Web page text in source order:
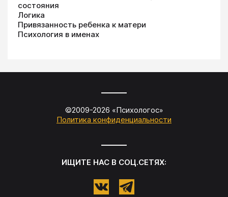
состояния
Логика
Привязанность ребенка к матери
Психология в именах
©2009-2026 «Психологос»
Политика конфиденциальности
ИЩИТЕ НАС В СОЦ.СЕТЯХ: